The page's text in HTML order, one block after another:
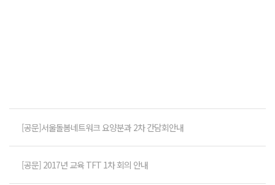
[공문]서울돌봄네트워크 요양분과 2차 간담회안내
[공문] 2017년 교육 TFT 1차 회의 안내